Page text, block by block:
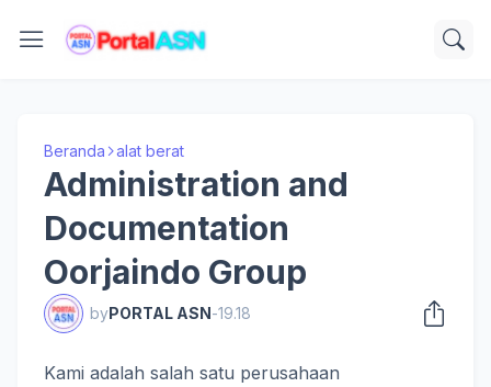
Beranda alat berat
Administration and
Documentation
Oorjaindo Group
byPORTAL ASN-19.18
Kami adalah salah satu perusahaan